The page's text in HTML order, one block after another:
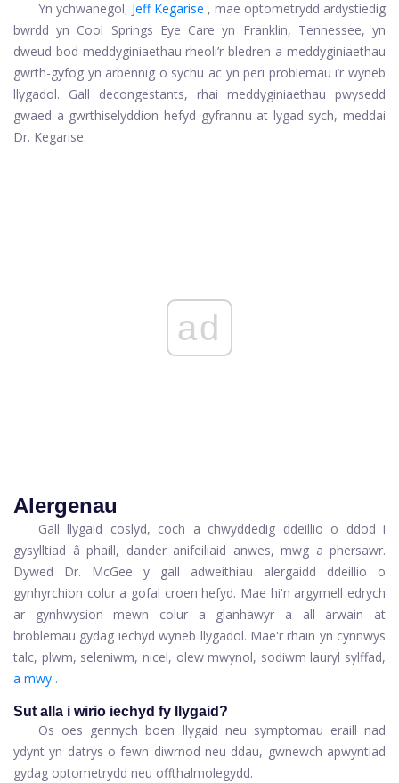
Yn ychwanegol, Jeff Kegarise , mae optometrydd ardystiedig
bwrdd yn Cool Springs Eye Care yn Franklin, Tennessee, yn
dweud bod meddyginiaethau rheoli’r bledren a meddyginiaethau
gwrth-gyfog yn arbennig o sychu ac yn peri problemau i’r wyneb
llygadol. Gall decongestants, rhai meddyginiaethau pwysedd
gwaed a gwrthiselyddion hefyd gyfrannu at lygad sych, meddai
Dr. Kegarise.
ad
Alergenau
Gall llygaid coslyd, coch a chwyddedig ddeillio o ddod i
gysylltiad â phaill, dander anifeiliaid anwes, mwg a phersawr.
Dywed Dr. McGee y gall adweithiau alergaidd ddeillio o
gynhyrchion colur a gofal croen hefyd. Mae hi'n argymell edrych
ar gynhwysion mewn colur a glanhawyr a all arwain at
broblemau gydag iechyd wyneb llygadol. Mae'r rhain yn cynnwys
talc, plwm, seleniwm, nicel, olew mwynol, sodiwm lauryl sylffad,
a mwy .
Sut alla i wirio iechyd fy llygaid?
Os oes gennych boen llygaid neu symptomau eraill nad
ydynt yn datrys o fewn diwrnod neu ddau, gwnewch apwyntiad
gydag optometrydd neu offthalmolegydd.